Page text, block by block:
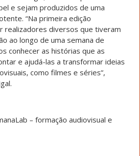
e sejam produzidos de uma
“Na primeira edição
realizadores diversos que tiveram
ao longo de uma semana de
conhecer as histórias que as
e ajudá-las a transformar ideias
como filmes e séries”,
– formação audiovisual e